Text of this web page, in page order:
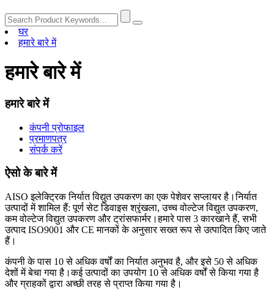
घर
हमारे बारे में
हमारे बारे में
हमारे बारे में
कंपनी प्रोफाइल
प्रमाणपत्र
संपर्क करें
ऐसो के बारे में
AISO इलेक्ट्रिक निर्यात विद्युत उपकरण का एक पेशेवर सप्लायर है।निर्यात
उत्पादों में शामिल हैं: पूर्ण सेट डिवाइस श्रृंखला, उच्च वोल्टेज विद्युत उपकरण,
कम वोल्टेज विद्युत उपकरण और ट्रांसफार्मर।हमारे पास 3 कारखाने हैं, सभी
उत्पाद ISO9001 और CE मानकों के अनुसार सख्त रूप से उत्पादित किए जाते
हैं।
कंपनी के पास 10 से अधिक वर्षों का निर्यात अनुभव है, और इसे 50 से अधिक
देशों में बेचा गया है।कई उत्पादों का उपयोग 10 से अधिक वर्षों से किया गया है
और ग्राहकों द्वारा अच्छी तरह से प्राप्त किया गया है।